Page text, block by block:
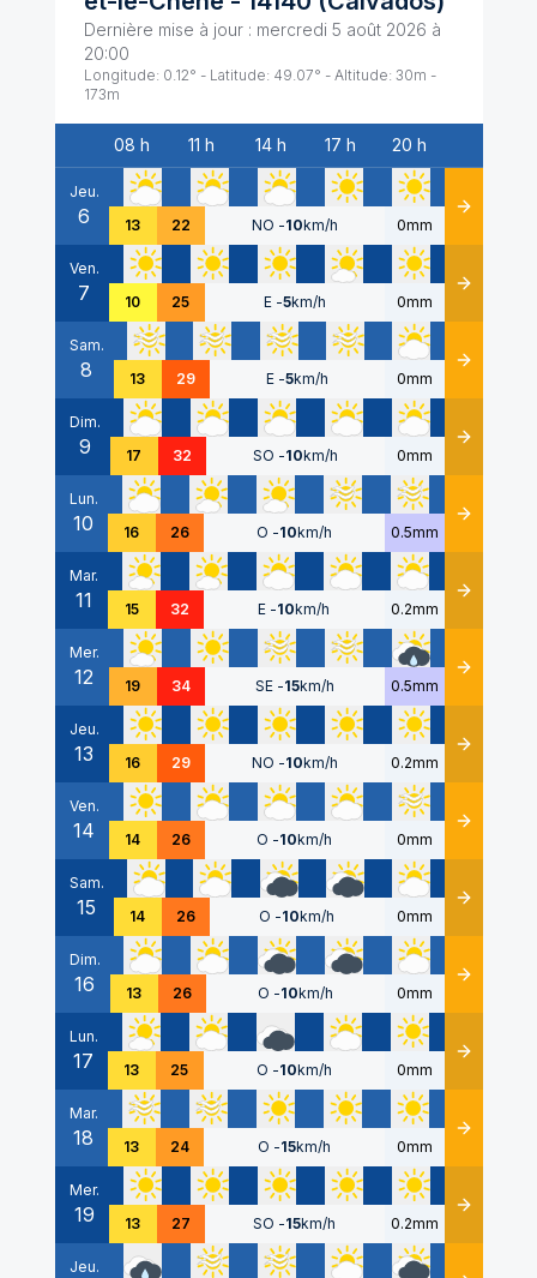
Dernière mise à jour : mercredi 5 août 2026 à
20:00
Longitude: 0.12° - Latitude: 49.07° - Altitude: 30m -
173m
Date
08 h 11 h 14 h 17 h 20 h
Jeu.
6 13 22 NO -10km/h 0mm Détails
Ven.
7 10 25 E -5km/h 0mm Détails
Sam.
8 13 29 E -5km/h 0mm Détails
Dim.
9 17 32 SO -10km/h 0mm Détails
Lun.
10 16 26 O -10km/h 0.5mm Détails
Mar.
11 15 32 E -10km/h 0.2mm Détails
Mer.
12 19 34 SE -15km/h 0.5mm Détails
Jeu.
13 16 29 NO -10km/h 0.2mm Détails
Ven.
14 14 26 O -10km/h 0mm Détails
Sam.
15 14 26 O -10km/h 0mm Détails
Dim.
16 13 26 O -10km/h 0mm Détails
Lun.
17 13 25 O -10km/h 0mm Détails
Mar.
18 13 24 O -15km/h 0mm Détails
Mer.
19 13 27 SO -15km/h 0.2mm Détails
Jeu.